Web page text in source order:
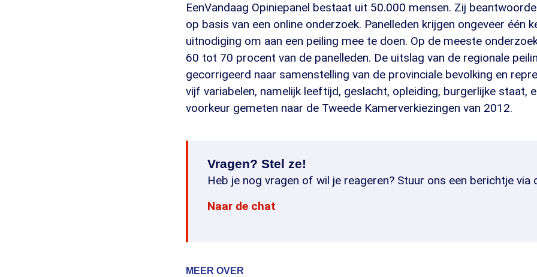
EenVandaag Opiniepanel bestaat uit 50.000 mensen. Zij
op basis van een online onderzoek. Panelleden krijgen ongeveer één
uitnodiging om aan een peiling mee te doen. Op de meeste
60 tot 70 procent van de panelleden. De uitslag van de regionale
gecorrigeerd naar samenstelling van de provinciale bevolking en
vijf variabelen, namelijk leeftijd, geslacht, opleiding, burgerlijke staat,
voorkeur gemeten naar de Tweede Kamerverkiezingen van 2012.
Vragen? Stel ze!
Heb je nog vragen of wil je reageren? Stuur ons een berichtje via
Naar de chat
MEER OVER